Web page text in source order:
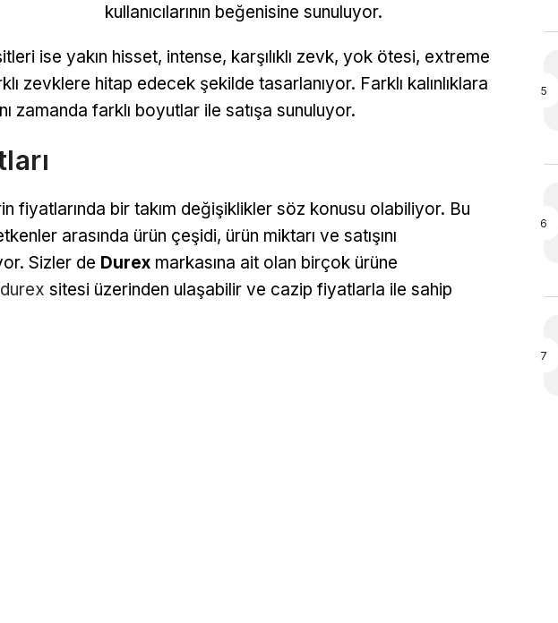
kullanıcılarının beğenisine sunuluyor.
ise yakın hisset, intense, karşılıklı zevk, yok ötesi, extreme
zevklere hitap edecek şekilde tasarlanıyor. Farklı kalınlıklara
zamanda farklı boyutlar ile satışa sunuluyor.
fiyatlarında bir takım değişiklikler söz konusu olabiliyor. Bu
arasında ürün çeşidi, ürün miktarı ve satışını
Sizler de Durex markasına ait olan birçok ürüne
sitesi üzerinden ulaşabilir ve cazip fiyatlarla ile sahip